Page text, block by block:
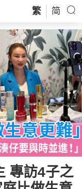
繁 简
專訪4子之